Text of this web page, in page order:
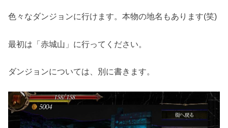
色々なダンジョンに行けます。本物の地名もあります(笑)
最初は「赤城山」に行ってください。
ダンジョンについては、別に書きます。